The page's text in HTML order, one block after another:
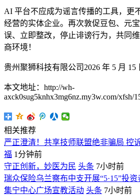
AI 平台不应成为谣言传播的工具，更
经营的实体企业。再次敦促豆包、元
误、立即整改，停止诽谤行为，共同
商环境！
贵州聚狮科技有限公司 2026 年 5 月 15
本文地址：http://wh-
axck0sug5knhx3mg6nz.my3w.com/xfsh/
相关推荐
严正澄清！共享技师联盟绝非骗局 控
福 1分钟前
守正创新，妙医为民 头条 7小时前
瑞众保险乌兰察布中支开展“5·15”投
集宁中心广场宣教活动 头条 7小时前